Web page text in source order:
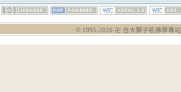
© 1995-2026 卍 台大獅子吼佛學專站